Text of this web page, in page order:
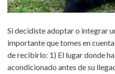
Si decidiste adoptar o integrar
importante que tomes en
de recibirlo: 1) El lugar donde
acondicionado antes de su